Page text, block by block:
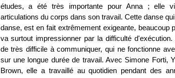
études, a été très importante pour Anna ; elle
articulations du corps dans son travail. Cette danse
danse, est en fait extrêmement exigeante, beaucoup
va surtout impressionner par la difficulté
de très difficile à communiquer, qui ne fonctionne
sur une longue durée de travail. Avec Simone Forti,
Brown, elle a travaillé au quotidien pendant des